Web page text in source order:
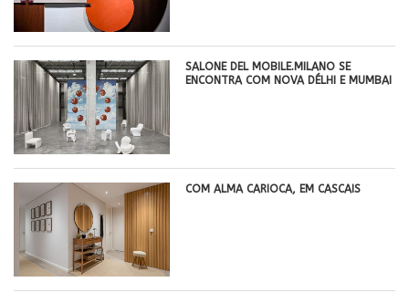
SALONE DEL MOBILE.MILANO SE
ENCONTRA COM NOVA DÉLHI E MUMBAI
COM ALMA CARIOCA, EM CASCAIS